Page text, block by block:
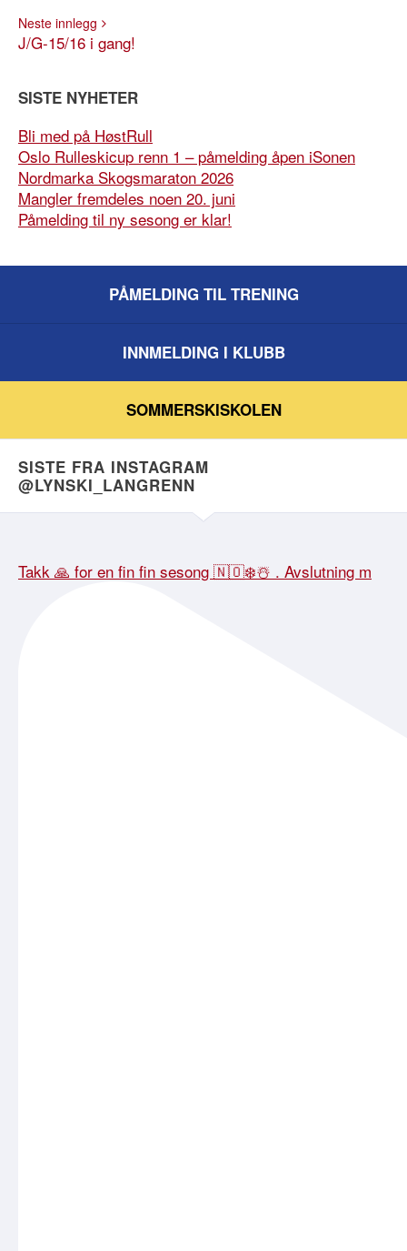
Neste innlegg
J/G-15/16 i gang!
SISTE NYHETER
Bli med på HøstRull
Oslo Rulleskicup renn 1 – påmelding åpen iSonen
Nordmarka Skogsmaraton 2026
Mangler fremdeles noen 20. juni
Påmelding til ny sesong er klar!
PÅMELDING TIL TRENING
INNMELDING I KLUBB
SOMMERSKISKOLEN
SISTE FRA INSTAGRAM
@LYNSKI_LANGRENN
Takk 🙏 for en fin fin sesong 🇳🇴❄️☃️ . Avslutning m